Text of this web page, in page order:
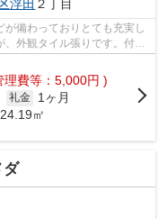
浮田 ２丁目
備わっておりとても充実し
外観タイル張りです。付近
理費等：5,000円 )
礼金
1ヶ月
㎡
ダ